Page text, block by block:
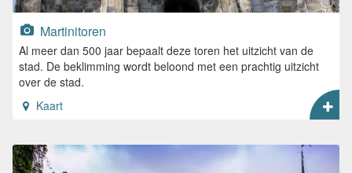
Martinitoren
Al meer dan 500 jaar bepaalt deze toren het uitzicht van de
stad. De beklimming wordt beloond met een prachtig uitzicht
over de stad.
Kaart